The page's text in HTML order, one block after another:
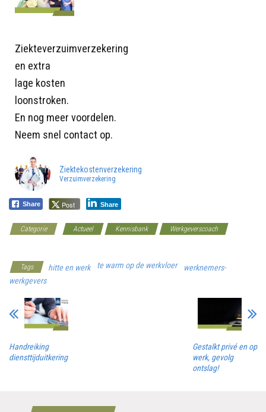
Ziekteverzuimverzekering
en extra
lage kosten
loonstroken.
En nog meer voordelen.
Neem snel contact op.
Ziektekostenverzekering
Verzuimverzekering
Share Post Share
Categorie Actueel Kennisbank
Werkgeverscoach
Tags hitte en werk te warm op de werkvloer
werknemers-
werkgevers
Handreiking
diensttijduitkering
Gestalkt privé en op
werk, gevolg
ontslag!